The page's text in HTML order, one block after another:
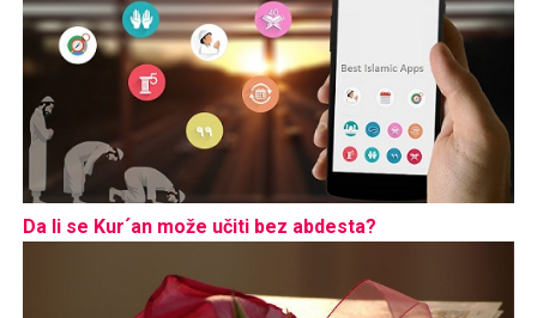
Da li se Kur´an može učiti bez abdesta?